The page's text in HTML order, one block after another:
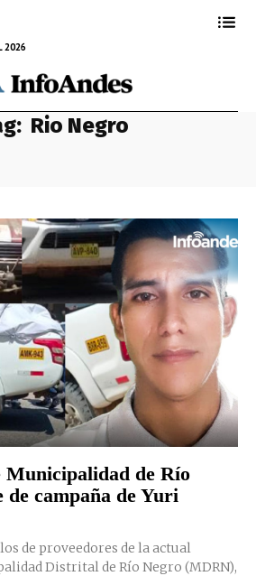
2026
Rio Negro
Municipalidad de Río
campaña de Yuri
de proveedores de la actual
Distrital de Río Negro (MDRN),